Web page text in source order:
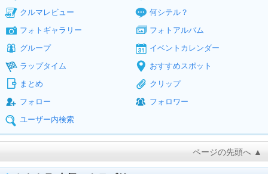
クルマレビュー
何シテル？
フォトギャラリー
フォトアルバム
グループ
イベントカレンダー
ラップタイム
おすすめスポット
まとめ
クリップ
フォロー
フォロワー
ユーザー内検索
ページの先頭へ ▲